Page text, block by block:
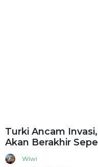
Turki Ancam
Akan Berakhir
Wiwi